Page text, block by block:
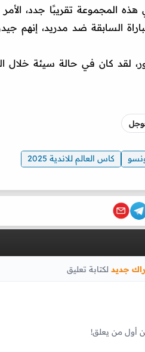
هذه المجموعة تقريبًا جدد،
السابقة ضد مدريد، إنهم
لقد كان في حالة سيئة خلال
كاس العالم للاندية 2025
جديد لكتابة تعليق
أول من يعلق!